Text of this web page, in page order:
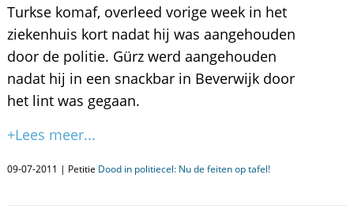
Turkse komaf, overleed vorige week in het
ziekenhuis kort nadat hij was aangehouden
door de politie. Gürz werd aangehouden
nadat hij in een snackbar in Beverwijk door
het lint was gegaan.
+Lees meer...
09-07-2011 | Petitie Dood in politiecel: Nu de feiten op tafel!